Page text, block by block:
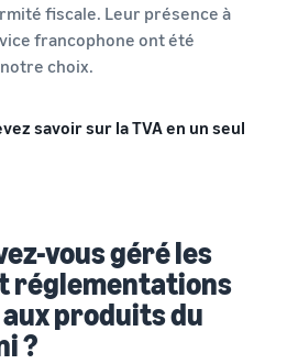
fiscale. Leur présence à
francophone ont été
choix.
savoir sur la TVA en un seul
vous géré les
réglementations
produits du
?